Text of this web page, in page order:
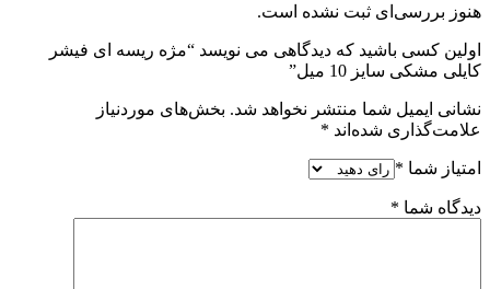
هنوز بررسی‌ای ثبت نشده است.
اولین کسی باشید که دیدگاهی می نویسد “مژه ریسه ای فیشر
کایلی مشکی سایز 10 میل”
نشانی ایمیل شما منتشر نخواهد شد. بخش‌های موردنیاز
علامت‌گذاری شده‌اند *
امتیاز شما *
دیدگاه شما *